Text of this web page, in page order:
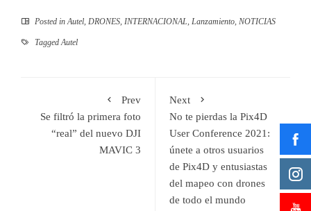
Posted in Autel DRONES INTERNACIONAL Lanzamiento NOTICIAS
Tagged Autel
Prev
Se filtró la primera foto
“real” del nuevo DJI
MAVIC 3
Next
No te pierdas la Pix4D
User Conference 2021:
únete a otros usuarios
de Pix4D y entusiastas
del mapeo con drones
de todo el mundo